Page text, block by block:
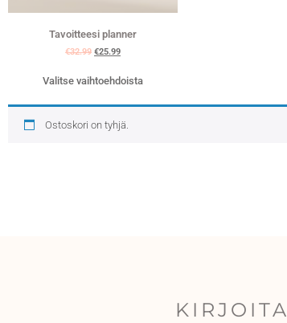
Tavoitteesi planner
€32.99 €25.99
Valitse vaihtoehdoista
Ostoskori on tyhjä.